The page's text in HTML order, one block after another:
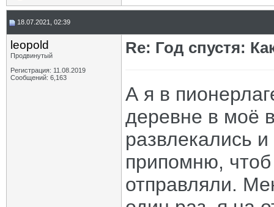
18.07.2021, 02:39
leopold
Продвинутый
Регистрация: 11.08.2019
Сообщений: 6,163
Re: Год спустя:
А я в
деревне в моё
развлекались
припомню, чтоб
отправляли.